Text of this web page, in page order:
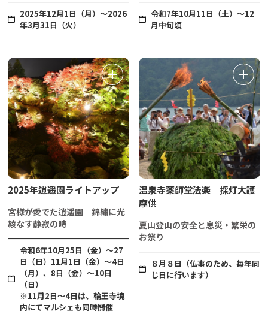
2025年12月1日（月）～2026
年3月31日（火）
令和7年10月11日（土）～12
月中旬頃
2025年逍遥園ライトアップ
宮様が愛でた逍遥園 錦繡に光
綾なす静寂の時
令和6年10月25日（金）～27
日（日）11月1日（金）～4日
（月）、8日（金）～10日
（日）
※11月2日～4日は、輪王寺境
内にてマルシェも同時開催
温泉寺薬師堂法楽 採灯大護
摩供
夏山登山の安全と息災・繁栄の
お祭り
８月８日（仏事のため、毎年同
じ日に行います）